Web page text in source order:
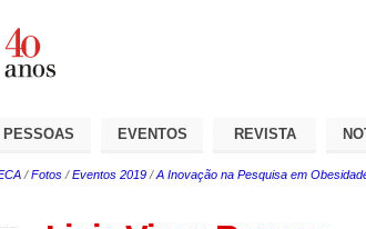
PESSOAS EVENTOS REVISTA
/Fotos /Eventos 2019 /A Inovação na Pesquisa em